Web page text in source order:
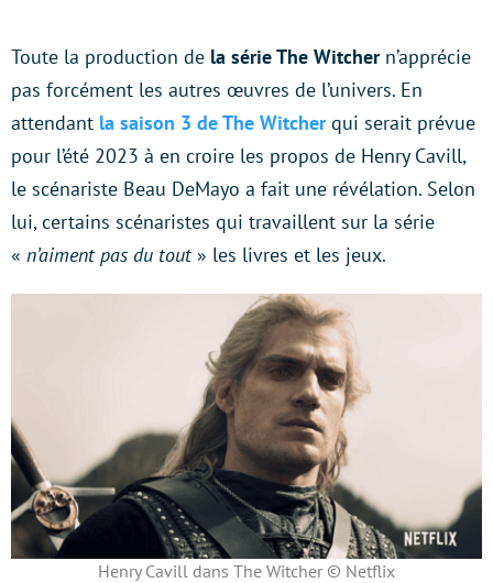
Toute la production de la série The Witchern’apprécie
pas forcément les autres œuvres de l’univers. En
attendant la saison 3 de The Witcherqui serait prévue
pour l’été 2023 à en croire les propos de Henry Cavill,
le scénariste Beau DeMayo a fait une révélation. Selon
lui, certains scénaristes qui travaillent sur la série
« n’aiment pas du tout » les livres et les jeux.
Henry Cavill dans The Witcher © Netflix